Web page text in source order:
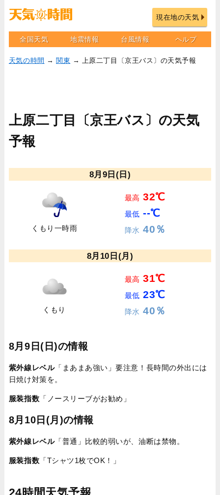
現在地の天気
全国天気 地震情報 台風情報 ヘルプ
天気の時間 → 関東 → 上原二丁目〔京王バス〕の天気予報
上原二丁目〔京王バス〕の天気
予報
8月9日(日)
くもり一時雨
最高 32℃
最低 --℃
降水 40％
8月10日(月)
くもり
最高 31℃
最低 23℃
降水 40％
8月9日(日)の情報
紫外線レベル「まあまあ強い」要注意！長時間の外出には
日焼け対策を。
服装指数 「ノースリーブがお勧め」
8月10日(月)の情報
紫外線レベル「普通」比較的弱いが、油断は禁物。
服装指数 「Tシャツ1枚でOK！」